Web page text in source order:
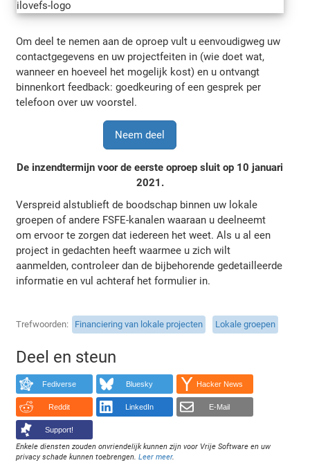
Om deel te nemen aan de oproep vult u eenvoudigweg uw
contactgegevens en uw projectfeiten in (wie doet wat,
wanneer en hoeveel het mogelijk kost) en u ontvangt
binnenkort feedback: goedkeuring of een gesprek per
telefoon over uw voorstel.
Neem deel
De inzendtermijn voor de eerste oproep sluit op 10 januari
2021.
Verspreid alstublieft de boodschap binnen uw lokale
groepen of andere FSFE-kanalen waaraan u deelneemt
om ervoor te zorgen dat iedereen het weet. Als u al een
project in gedachten heeft waarmee u zich wilt
aanmelden, controleer dan de bijbehorende gedetailleerde
informatie en vul achteraf het formulier in.
Trefwoorden Financiering van lokale projecten Lokale groepen
Deel en steun
Fediverse Bluesky Hacker News
Reddit LinkedIn E-Mail
Support!
Enkele diensten zouden onvriendelijk kunnen zijn voor Vrije Software en uw
privacy schade kunnen toebrengen.Leer meer.